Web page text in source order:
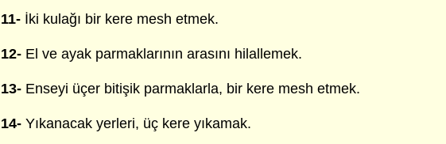
11- İki kulağı bir kere mesh etmek.
12- El ve ayak parmaklarının arasını hilallemek.
13- Enseyi üçer bitişik parmaklarla, bir kere mesh etmek.
14- Yıkanacak yerleri, üç kere yıkamak.